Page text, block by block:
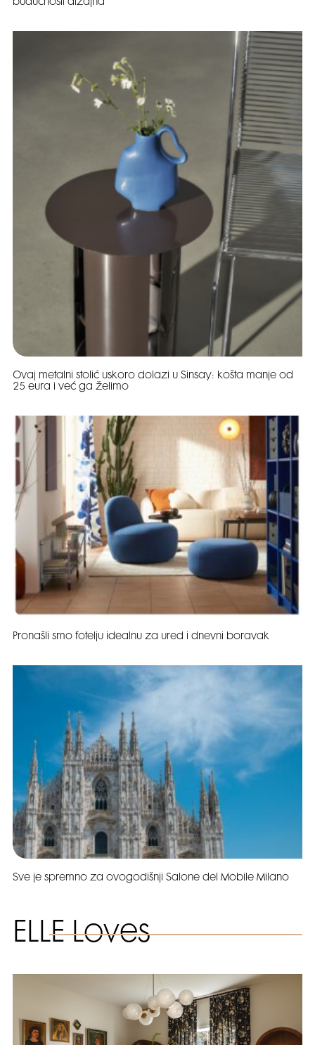
budućnosti dizajna
Ovaj metalni stolić uskoro dolazi u Sinsay: košta manje od
25 eura i već ga želimo
Pronašli smo fotelju idealnu za ured i dnevni boravak
Sve je spremno za ovogodišnji Salone del Mobile Milano
ELLE Loves